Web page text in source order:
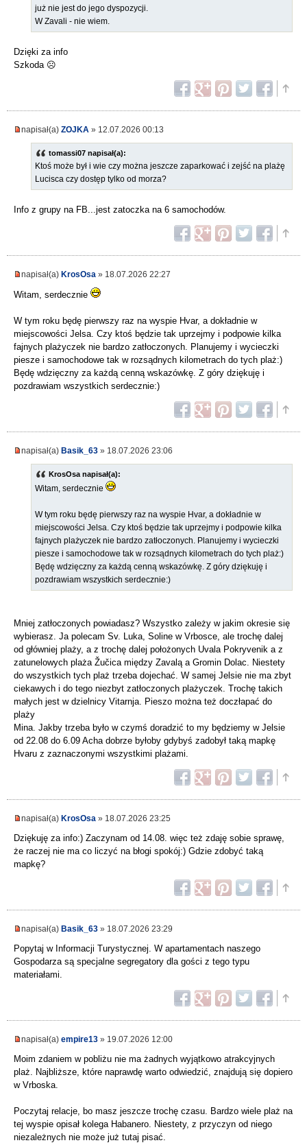
już nie jest do jego dyspozycji.
W Zavali - nie wiem.
Dzięki za info
Szkoda ☹️
napisał(a) ZOJKA » 12.07.2026 00:13
tomassi07 napisał(a):
Ktoś może był i wie czy można jeszcze zaparkować i zejść na plażę
Lucisca czy dostęp tylko od morza?
Info z grupy na FB...jest zatoczka na 6 samochodów.
napisał(a) KrosOsa » 18.07.2026 22:27
Witam, serdecznie
W tym roku będę pierwszy raz na wyspie Hvar, a dokładnie w
miejscowości Jelsa. Czy ktoś będzie tak uprzejmy i podpowie kilka
fajnych plażyczek nie bardzo zatłoczonych. Planujemy i wycieczki
piesze i samochodowe tak w rozsądnych kilometrach do tych plaż:)
Będę wdzięczny za każdą cenną wskazówkę. Z góry dziękuję i
pozdrawiam wszystkich serdecznie:)
napisał(a) Basik_63 » 18.07.2026 23:06
KrosOsa napisał(a):
Witam, serdecznie
W tym roku będę pierwszy raz na wyspie Hvar, a dokładnie w
miejscowości Jelsa. Czy ktoś będzie tak uprzejmy i podpowie kilka
fajnych plażyczek nie bardzo zatłoczonych. Planujemy i wycieczki
piesze i samochodowe tak w rozsądnych kilometrach do tych plaż:)
Będę wdzięczny za każdą cenną wskazówkę. Z góry dziękuję i
pozdrawiam wszystkich serdecznie:)
Mniej zatłoczonych powiadasz? Wszystko zależy w jakim okresie się
wybierasz. Ja polecam Sv. Luka, Soline w Vrbosce, ale trochę dalej
od główniej plaży, a z trochę dalej położonych Uvala Pokryvenik a z
zatunelowych plaża Žučica między Zavalą a Gromin Dolac. Niestety
do wszystkich tych plaż trzeba dojechać. W samej Jelsie nie ma zbyt
ciekawych i do tego niezbyt zatłoczonych plażyczek. Trochę takich
małych jest w dzielnicy Vitarnja. Pieszo można też doczłapać do
plaży
Mina. Jakby trzeba było w czymś doradzić to my będziemy w Jelsie
od 22.08 do 6.09 Acha dobrze byłoby gdybyś zadobył taką mapkę
Hvaru z zaznaczonymi wszystkimi plażami.
napisał(a) KrosOsa » 18.07.2026 23:25
Dziękuję za info:) Zaczynam od 14.08. więc też zdaję sobie sprawę,
że raczej nie ma co liczyć na błogi spokój:) Gdzie zdobyć taką
mapkę?
napisał(a) Basik_63 » 18.07.2026 23:29
Popytaj w Informacji Turystycznej. W apartamentach naszego
Gospodarza są specjalne segregatory dla gości z tego typu
materiałami.
napisał(a) empire13 » 19.07.2026 12:00
Moim zdaniem w pobliżu nie ma żadnych wyjątkowo atrakcyjnych
plaż. Najbliższe, które naprawdę warto odwiedzić, znajdują się dopiero
w Vrboska.
Poczytaj relacje, bo masz jeszcze trochę czasu. Bardzo wiele plaż na
tej wyspie opisał kolega Habanero. Niestety, z przyczyn od niego
niezależnych nie może już tutaj pisać.